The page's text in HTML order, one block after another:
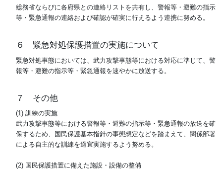
総務省ならびに各府県との連絡リストを共有し、警報等・避難の指示
等・緊急通報の連絡および確認が確実に行えるよう連携に努める。
６ 緊急対処保護措置の実施について
緊急対処事態においては、武力攻撃事態等における対応に準じて、警
報等・避難の指示等・緊急通報を速やかに放送する。
７ その他
(1) 訓練の実施
武力攻撃事態等における警報等・避難の指示等・緊急通報の放送を確
保するため、国民保護基本指針の事態想定などを踏まえて、関係部署
による自主的な訓練を適宜実施するよう努める。
(2) 国民保護措置に備えた施設・設備の整備